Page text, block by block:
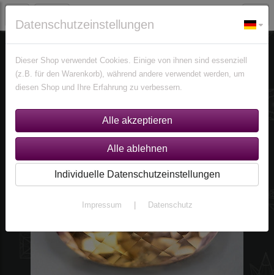
% Sonderangebote % Edelsteine
Datenschutzeinstellungen
Dieser Shop verwendet Cookies. Einige von ihnen sind essenziell
(z.B. für den Warenkorb), während andere verwendet werden, um
diesen Shop und Ihre Erfahrung zu verbessern.
Individuelle Datenschutzeinstellungen
Impressum Datenschutz